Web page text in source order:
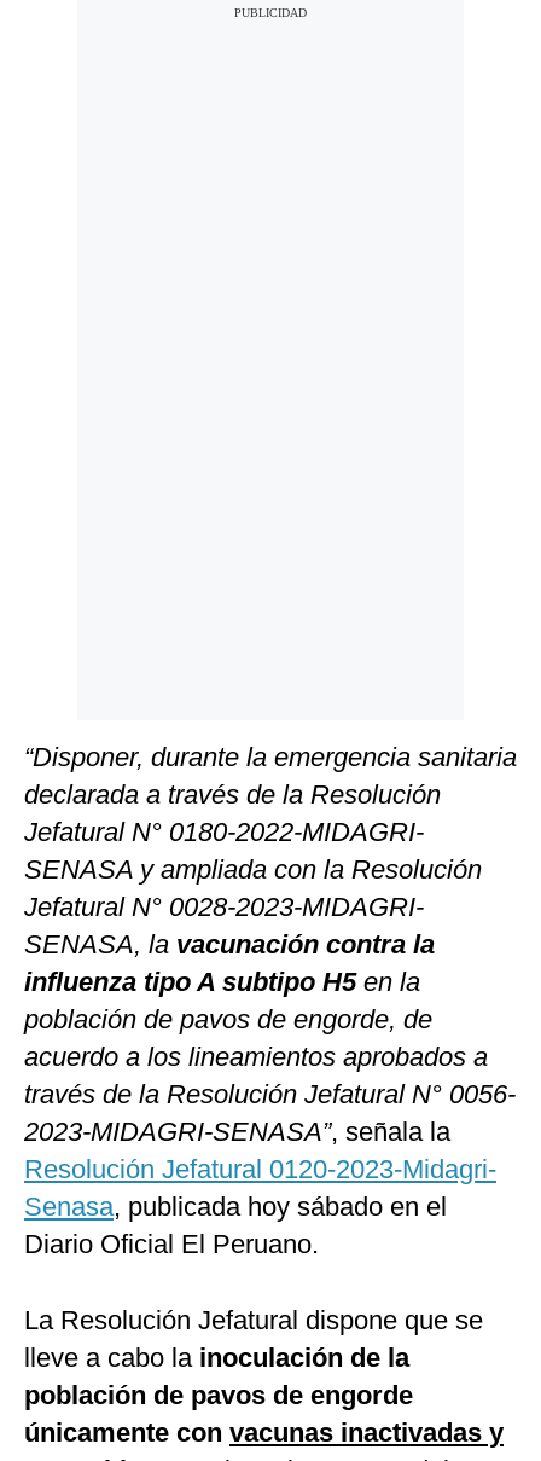
“Disponer, durante la emergencia sanitaria
declarada a través de la Resolución
Jefatural N° 0180-2022-MIDAGRI-
SENASA y ampliada con la Resolución
Jefatural N° 0028-2023-MIDAGRI-
SENASA, la vacunación contra la
influenza tipo A subtipo H5 en la
población de pavos de engorde, de
acuerdo a los lineamientos aprobados a
través de la Resolución Jefatural N° 0056-
2023-MIDAGRI-SENASA”, señala la
Resolución Jefatural 0120-2023-Midagri-
Senasa, publicada hoy sábado en el
Diario Oficial El Peruano.
La Resolución Jefatural dispone que se
lleve a cabo lainoculación de la
población de pavos de engorde
únicamente con vacunas inactivadas y